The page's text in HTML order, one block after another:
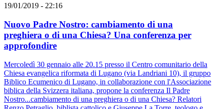
19/01/2019 - 22:16
Nuovo Padre Nostro: cambiamento di una
preghiera o di una Chiesa? Una conferenza per
approfondire
Mercoledì 30 gennaio alle 20.15 presso il Centro comunitario della
Chiesa evangelica riformata di Lugano (via Landriani 10), il gruppo
Biblico Ecumenico di Lugano, in collaborazione con l'Associazione
biblica della Svizzera italiana, propone la conferenza Il Padre
Nostro...cambiamento di una preghiera o di una Chiesa? Relatori